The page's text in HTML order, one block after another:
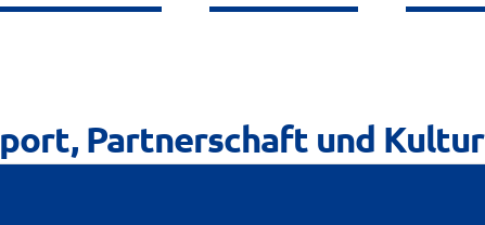
Partnerschaft und Kultur